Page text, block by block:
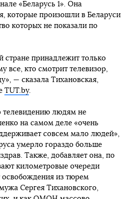
«Беларусь 1». Она
которые произошли в Беларуси
которых не показали по
стране принадлежит только
все, кто смотрит телевизор,
— сказала Тихановская,
TUT.by.
телевидению людям не
на самом деле «очень
совсем мало людей»,
умерло гораздо больше
Также, добавляет она, по
километровые очереди
из тюрем
Сергея Тихановского,